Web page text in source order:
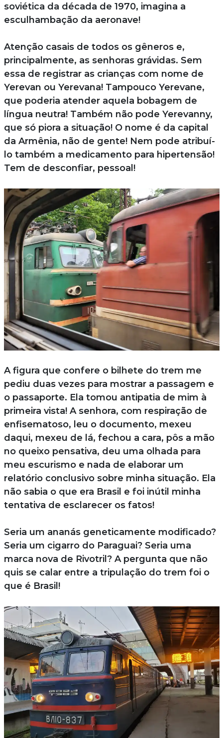
soviética da década de 1970, imagina a
esculhambação da aeronave!
Atenção casais de todos os gêneros e,
principalmente, as senhoras grávidas. Sem
essa de registrar as crianças com nome de
Yerevan ou Yerevana! Tampouco Yerevane,
que poderia atender aquela bobagem de
língua neutra! Também não pode Yerevanny,
que só piora a situação! O nome é da capital
da Armênia, não de gente! Nem pode atribuí-
lo também a medicamento para hipertensão!
Tem de desconfiar, pessoal!
A figura que confere o bilhete do trem me
pediu duas vezes para mostrar a passagem e
o passaporte. Ela tomou antipatia de mim à
primeira vista! A senhora, com respiração de
enfisematoso, leu o documento, mexeu
daqui, mexeu de lá, fechou a cara, pôs a mão
no queixo pensativa, deu uma olhada para
meu escurismo e nada de elaborar um
relatório conclusivo sobre minha situação. Ela
não sabia o que era Brasil e foi inútil minha
tentativa de esclarecer os fatos!
Seria um ananás geneticamente modificado?
Seria um cigarro do Paraguai? Seria uma
marca nova de Rivotril? A pergunta que não
quis se calar entre a tripulação do trem foi o
que é Brasil!